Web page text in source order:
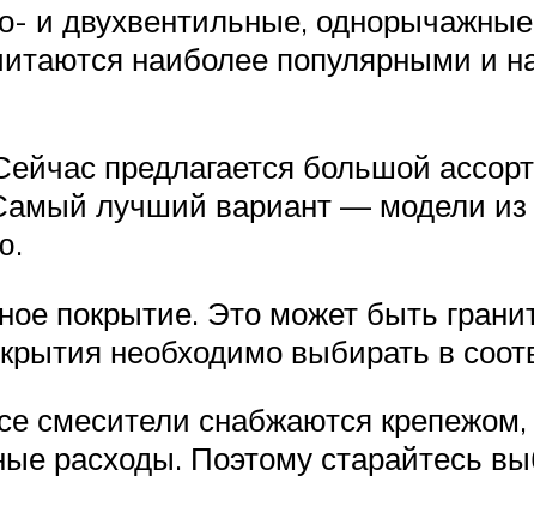
и двухвентильные,
наиболее популярными
предлагается большой
лучший вариант — модели из
покрытие. Это может быть
необходимо выбирать в
смесители снабжаются
расходы. Поэтому старайтесь